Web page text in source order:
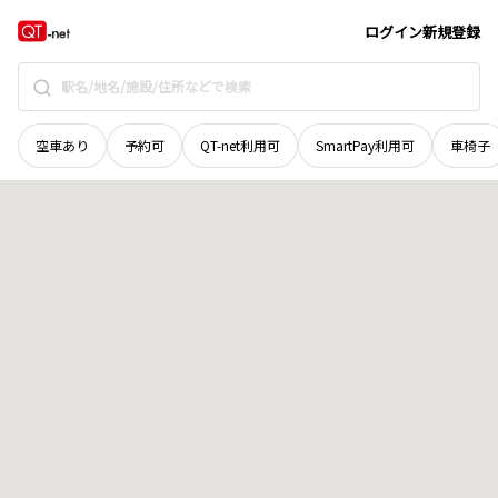
ログイン新規登録
空車あり 予約可 QT-net利用可 SmartPay利用可 車椅子
愛媛県